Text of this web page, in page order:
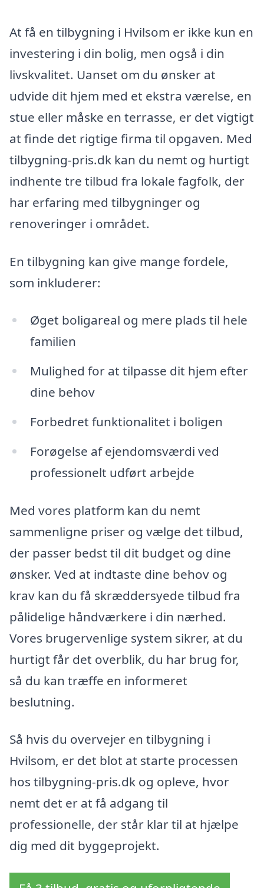
At få en tilbygning i Hvilsom er ikke kun en
investering i din bolig, men også i din
livskvalitet. Uanset om du ønsker at
udvide dit hjem med et ekstra værelse, en
stue eller måske en terrasse, er det vigtigt
at finde det rigtige firma til opgaven. Med
tilbygning-pris.dk kan du nemt og hurtigt
indhente tre tilbud fra lokale fagfolk, der
har erfaring med tilbygninger og
renoveringer i området.
En tilbygning kan give mange fordele,
som inkluderer:
Øget boligareal og mere plads til hele
familien
Mulighed for at tilpasse dit hjem efter
dine behov
Forbedret funktionalitet i boligen
Forøgelse af ejendomsværdi ved
professionelt udført arbejde
Med vores platform kan du nemt
sammenligne priser og vælge det tilbud,
der passer bedst til dit budget og dine
ønsker. Ved at indtaste dine behov og
krav kan du få skræddersyede tilbud fra
pålidelige håndværkere i din nærhed.
Vores brugervenlige system sikrer, at du
hurtigt får det overblik, du har brug for,
så du kan træffe en informeret
beslutning.
Så hvis du overvejer en tilbygning i
Hvilsom, er det blot at starte processen
hos tilbygning-pris.dk og opleve, hvor
nemt det er at få adgang til
professionelle, der står klar til at hjælpe
dig med dit byggeprojekt.